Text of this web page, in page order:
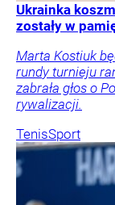
Ukrainka
zostały w
Marta Kostiuk
rundy turnieju
zabrała głos o
rywalizacji.
TenisSport